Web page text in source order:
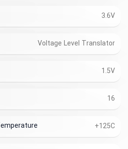
3.6V
Voltage Level Translator
1.5V
16
+125C